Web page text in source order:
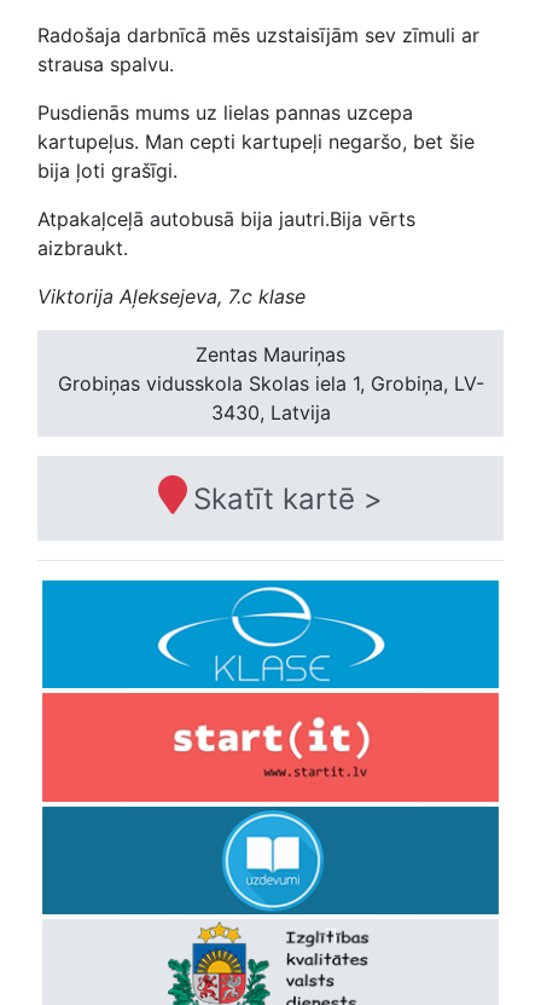
Radošaja darbnīcā mēs uzstaisījām sev zīmuli ar
strausa spalvu.
Pusdienās mums uz lielas pannas uzcepa
kartupeļus. Man cepti kartupeļi negaršo, bet šie
bija ļoti grašīgi.
Atpakaļceļā autobusā bija jautri.Bija vērts
aizbraukt.
Viktorija Aļeksejeva, 7.c klase
Zentas Mauriņas
Grobiņas vidusskola Skolas iela 1, Grobiņa, LV-
3430, Latvija
Skatīt kartē >